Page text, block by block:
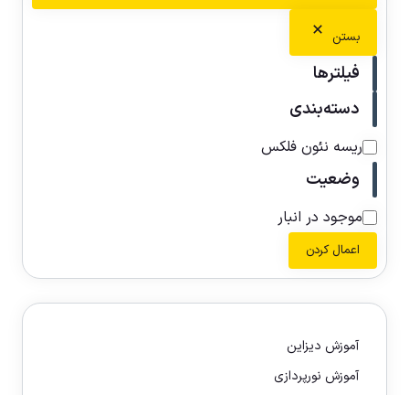
بستن
فیلترها
دسته‌بندی
ریسه نئون فلکس
وضعیت
موجود در انبار
اعمال کردن
آموزش دیزاین
آموزش نورپردازی